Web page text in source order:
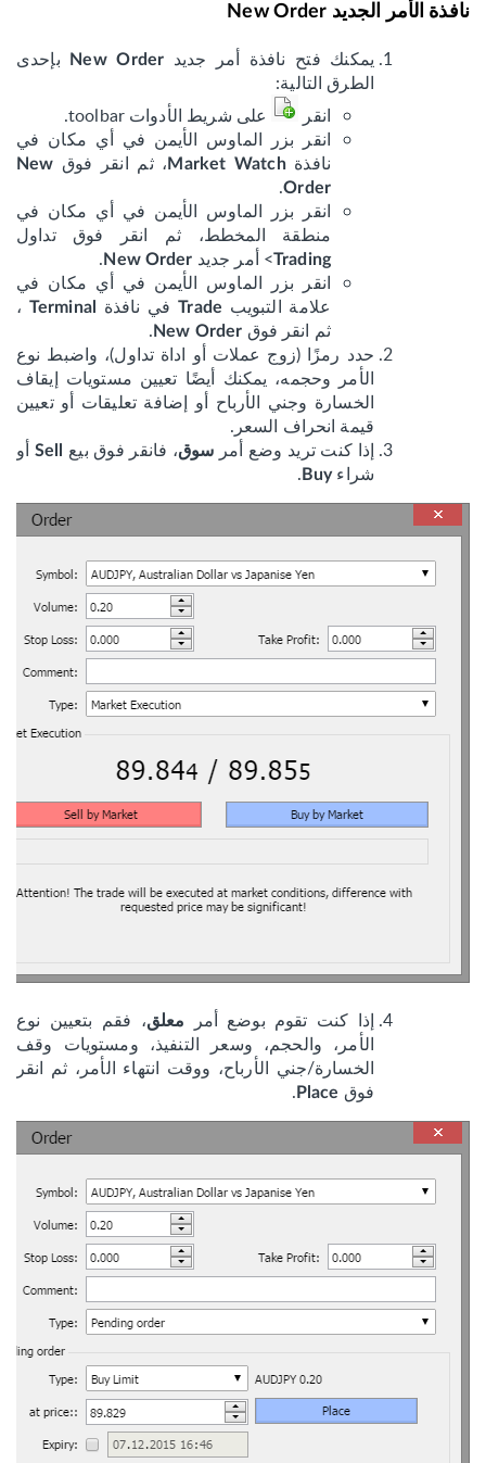
نافذة الأمر الجديد New Order
يمكنك فتح نافذة أمر جديد
بإحدى
الطرق التالية:
انقر
على شريط الأدوات toolbar.
انقر بزر الماوس الأيمن في أي مكان في
نافذة Market Watch ، ثم انقر فوق New
Order
.
انقر بزر الماوس الأيمن في أي مكان في
منطقة المخطط، ثم انقر فوق تداول
Trading> أمر جديد
.
انقر بزر الماوس الأيمن في أي مكان في
علامة التبويب
في نافذة
،
ثم انقر فوق
.
حدد رمزًا (زوج عملات أو اداة تداول)، واضبط نوع
الأمر وحجمه، يمكنك أيضًا تعيين مستويات إيقاف
الخسارة وجني الأرباح أو إضافة تعليقات أو تعيين
قيمة انحراف السعر.
إذا كنت تريد وضع أمر
سوق، فانقر فوق بيع
أو
شراء Buy
.
إذا كنت تقوم بوضع أمر معلق، فقم بتعيين نوع
الأمر، والحجم، وسعر التنفيذ، ومستويات وقف
الخسارة/جني الأرباح، ووقت انتهاء الأمر، ثم انقر
فوق
.